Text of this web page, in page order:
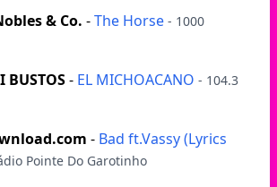
& Co. -The Horse - 1000
BUSTOS- EL MICHOACANO - 104.3
- Bad ft.Vassy (Lyrics
Pointe Do Garotinho